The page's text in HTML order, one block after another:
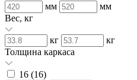
мм
мм
Вес, кг
кг
кг
Толщина каркаса
16 (16)